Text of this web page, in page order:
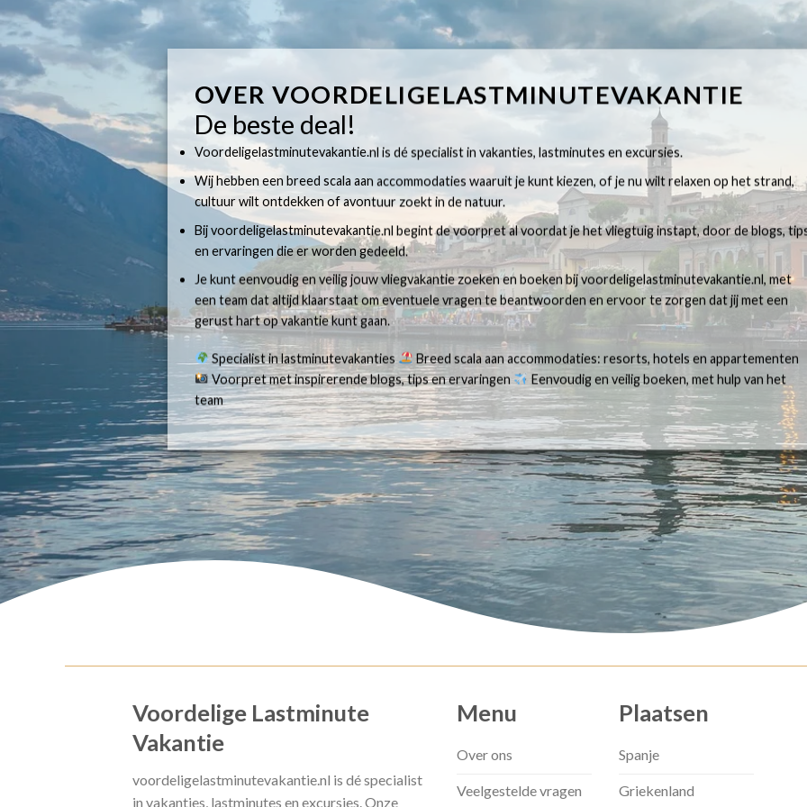
OVER VOORDELIGELASTMINUTEVAKANTIE
De beste deal!
Voordeligelastminutevakantie.nl is dé specialist in vakanties, lastminutes en excursies.
Wij hebben een breed scala aan accommodaties waaruit je kunt kiezen, of je nu wilt relaxen op het strand,
cultuur wilt ontdekken of avontuur zoekt in de natuur.
Bij voordeligelastminutevakantie.nl begint de voorpret al voordat je het vliegtuig instapt, door de blogs,
en ervaringen die er worden gedeeld.
Je kunt eenvoudig en veilig jouw vliegvakantie zoeken en boeken bij voordeligelastminutevakantie.nl, met
een team dat altijd klaarstaat om eventuele vragen te beantwoorden en ervoor te zorgen dat jij met een
gerust hart op vakantie kunt gaan.
Specialist in lastminutevakanties
Breed scala aan accommodaties: resorts, hotels en appartementen
Voorpret met inspirerende blogs, tips en ervaringen
Eenvoudig en veilig boeken, met hulp van het
team
Voordelige Lastminute
Vakantie
voordeligelastminutevakantie.nl is dé specialist
in vakanties, lastminutes en excursies. Onze
Menu
Over ons
Veelgestelde vragen
Plaatsen
Spanje
Griekenland